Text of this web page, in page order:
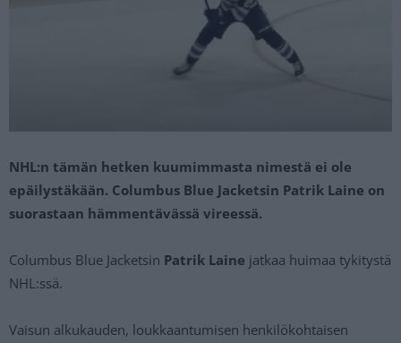
NHL:n tämän hetken kuumimmasta nimestä ei ole
epäilystäkään. Columbus Blue Jacketsin Patrik Laine on
suorastaan hämmentävässä vireessä.
Columbus Blue Jacketsin Patrik Laine jatkaa huimaa tykitystä
NHL:ssä.
Vaisun alkukauden, loukkaantumisen henkilökohtaisen